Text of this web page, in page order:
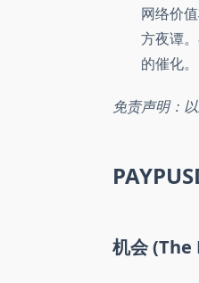
网络价
方夜谭
的催化。
免责声明：
机会 (The